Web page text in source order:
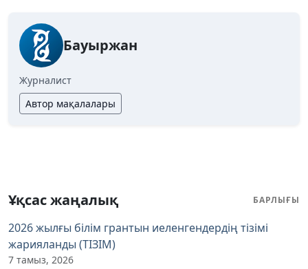
Бауыржан
Журналист
Автор мақалалары
Ұқсас жаңалық БАРЛЫҒЫ
2026 жылғы білім грантын иеленгендердің тізімі
жарияланды (ТІЗІМ)
7 тамыз, 2026